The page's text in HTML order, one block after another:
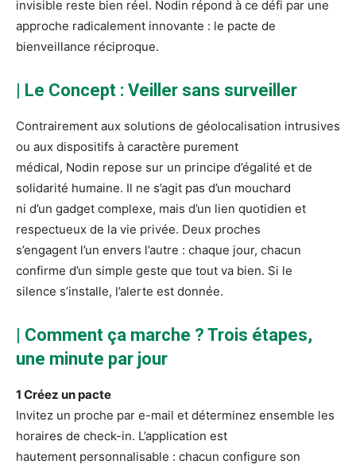
invisible reste bien réel. Nodin répond à ce défi par une
approche radicalement innovante : le pacte de
bienveillance réciproque.
| Le Concept : Veiller sans surveiller
Contrairement aux solutions de géolocalisation intrusives
ou aux dispositifs à caractère purement
médical, Nodin repose sur un principe d’égalité et de
solidarité humaine. Il ne s’agit pas d’un mouchard
ni d’un gadget complexe, mais d’un lien quotidien et
respectueux de la vie privée. Deux proches
s’engagent l’un envers l’autre : chaque jour, chacun
confirme d’un simple geste que tout va bien. Si le
silence s’installe, l’alerte est donnée.
| Comment ça marche ? Trois étapes,
une minute par jour
1 Créez un pacte
Invitez un proche par e-mail et déterminez ensemble les
horaires de check-in. L’application est
hautement personnalisable : chacun configure son